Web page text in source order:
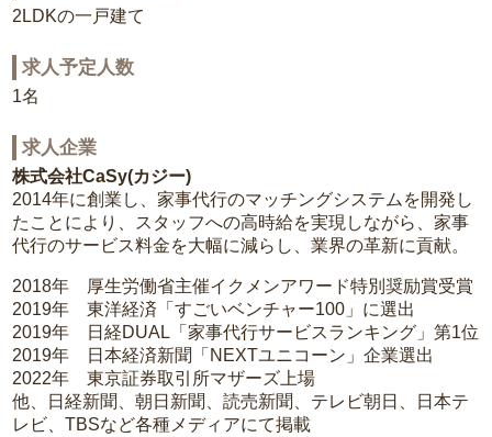
2LDKの一戸建て
求人予定人数
1名
求人企業
株式会社CaSy(カジー)
2014年に創業し、家事代行のマッチングシステムを開発し
たことにより、スタッフへの高時給を実現しながら、家事
代行のサービス料金を大幅に減らし、業界の革新に貢献。
2018年 厚生労働省主催イクメンアワード特別奨励賞受賞
2019年 東洋経済「すごいベンチャー100」に選出
2019年 日経DUAL「家事代行サービスランキング」第1位
2019年 日本経済新聞「NEXTユニコーン」企業選出
2022年 東京証券取引所マザーズ上場
他、日経新聞、朝日新聞、読売新聞、テレビ朝日、日本テ
レビ、TBSなど各種メディアにて掲載